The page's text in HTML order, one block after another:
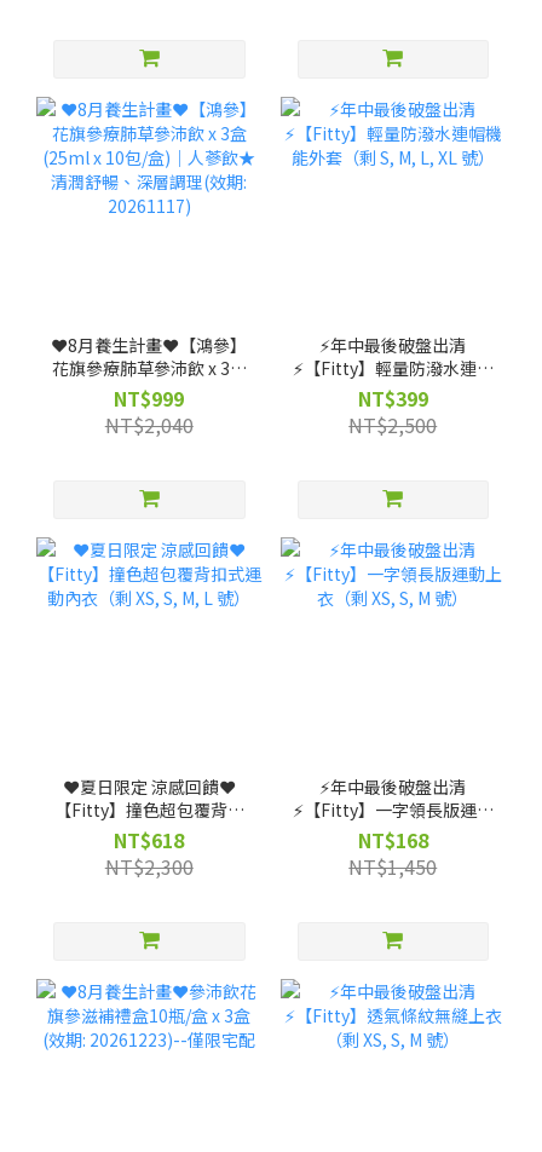
❤️8月養生計畫❤️【鴻參】
花旗參療肺草參沛飲 x 3盒
(25ml x 10包/盒)｜人蔘飲
★清潤舒暢、深層調理(效
期: 20261117)
NT$999
NT$2,040
⚡️年中最後破盤出清
⚡️【Fitty】輕量防潑水連帽
機能外套（剩 S, M, L, XL
號）
NT$399
NT$2,500
❤️夏日限定 涼感回饋❤️
【Fitty】撞色超包覆背扣
式運動內衣（剩 XS, S, M, L
號）
NT$618
NT$2,300
⚡️年中最後破盤出清
⚡️【Fitty】一字領長版運動
上衣（剩 XS, S, M 號）
NT$168
NT$1,450